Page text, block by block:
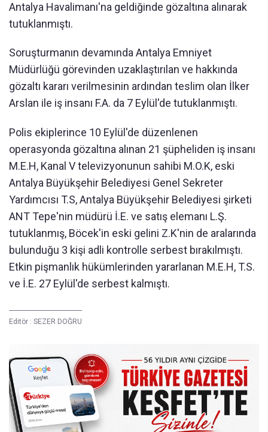
Antalya Havalimanı'na geldiğinde gözaltına alınarak
tutuklanmıştı.
Soruşturmanın devamında Antalya Emniyet
Müdürlüğü görevinden uzaklaştırılan ve hakkında
gözaltı kararı verilmesinin ardından teslim olan İlker
Arslan ile iş insanı F.A. da 7 Eylül'de tutuklanmıştı.
Polis ekiplerince 10 Eylül'de düzenlenen
operasyonda gözaltına alınan 21 şüpheliden iş insanı
M.E.H, Kanal V televizyonunun sahibi M.O.K, eski
Antalya Büyükşehir Belediyesi Genel Sekreter
Yardımcısı T.S, Antalya Büyükşehir Belediyesi şirketi
ANT Tepe'nin müdürü İ.E. ve satış elemanı L.Ş.
tutuklanmış, Böcek'in eski gelini Z.K'nin de aralarında
bulunduğu 3 kişi adli kontrolle serbest bırakılmıştı.
Etkin pişmanlık hükümlerinden yararlanan M.E.H, T.S.
ve İ.E. 27 Eylül'de serbest kalmıştı.
Editör : SEZER DOĞRU